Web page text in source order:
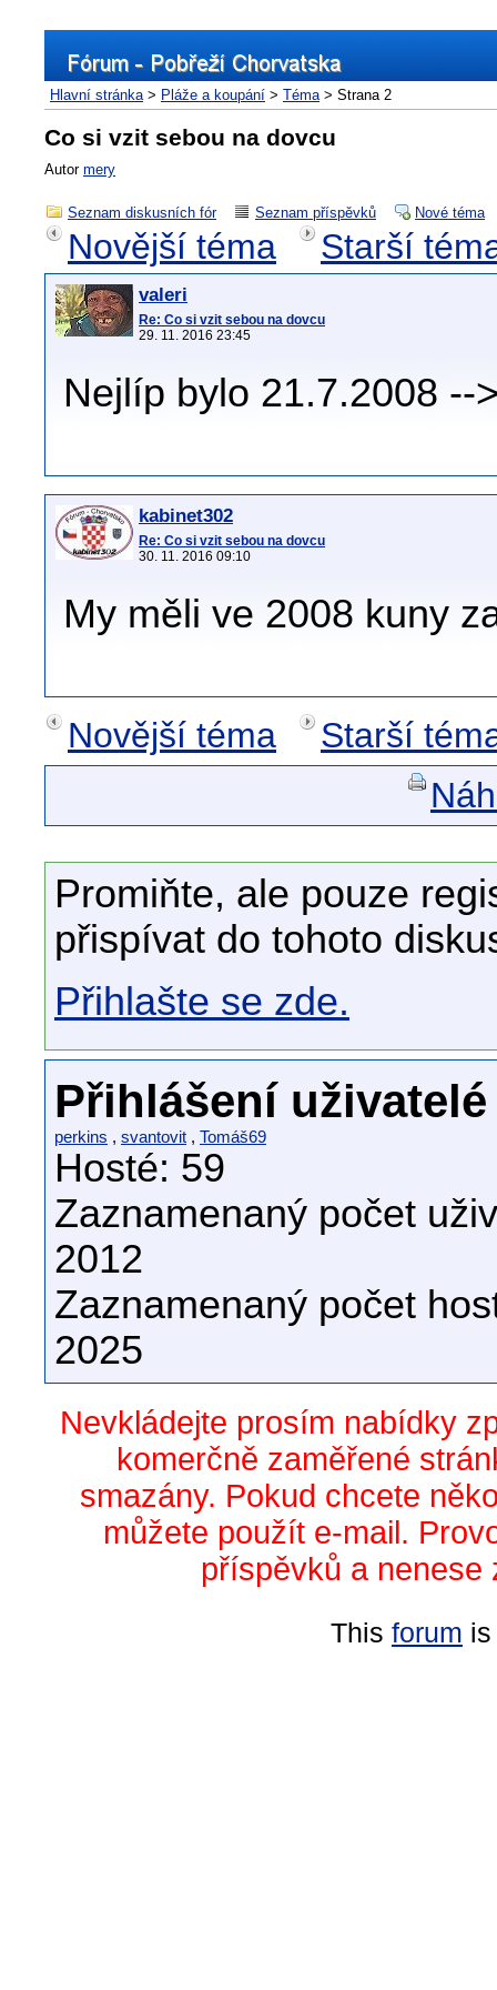
Hlavní stránka> Pláže a koupání > Téma> Strana 2
Co si vzit sebou na dovcu
Autor mery
Seznam diskusních fór Seznam příspěvků Nové téma
Novější téma Starší
valeri
Re: Co si vzit sebou na dovcu
29. 11. 2016 23:45
Nejlíp bylo 21.7.2008 --
kabinet302
Re: Co si vzit sebou na dovcu
30. 11. 2016 09:10
My měli ve 2008 kuny
Novější téma
Starší
Promiňte, ale pouze
přispívat do tohoto
Přihlašte se zde.
Přihlášení uživatelé
perkins , svantovit , Tomáš69
Hosté: 59
Zaznamenaný počet
2012
Zaznamenaný počet
2025
Nevkládejte prosím nabídky
komerčně zaměřené
smazány. Pokud chcete
můžete použít e-mail.
příspěvků a nenese
This forum